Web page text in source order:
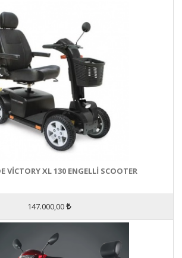
VİCTORY XL 130 ENGELLİ SCOOTER
147.000,00